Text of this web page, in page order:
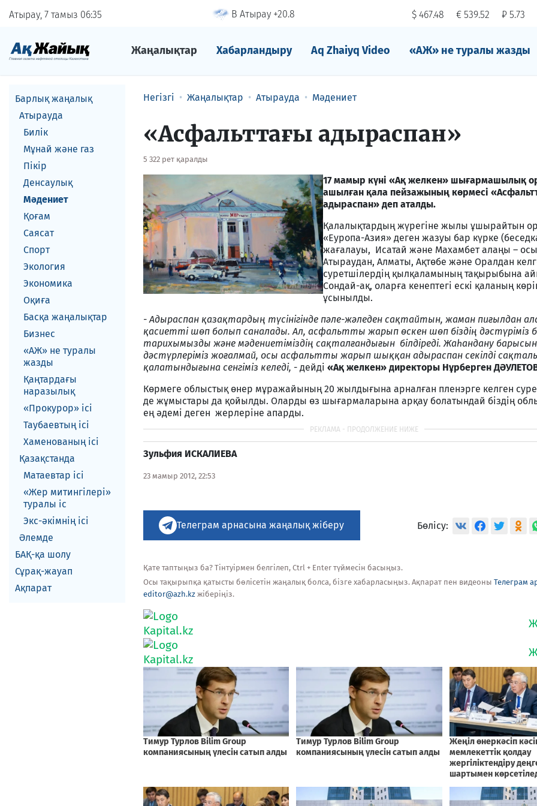
Атырау, 7 тамыз 0635 В Атырау +20.8 $ 467.48 € 539.52 ₽ 5.73
Жаңалықтар Хабарландыру Aq Zhaiyq Video «АЖ» не туралы жазды
Барлық жаңалық
Атырауда
Билік
Мұнай және газ
Пікір
Денсаулық
Мәдениет
Қоғам
Саясат
Спорт
Экология
Экономика
Оқиға
Басқа жаңалықтар
Бизнес
«АЖ» не туралы
жазды
Қаңтардағы
наразылық
«Прокурор» ісі
Таубаевтың ісі
Хаменованың ісі
Қазақстанда
Матаевтар ici
«Жер митингілері»
туралы іс
Экс-әкiмнiң iсi
Әлемде
БАҚ-қа шолу
Сұрақ-жауап
Ақпарат
Негізгі Жаңалықтар Атырауда Мәдениет
«Асфальттағы адыраспан»
5 322 рет қаралды
17 мамыр күні «Ақ желкен» шығармашылық
ашылған қала пейзажының көрмесі
адыраспан» деп аталды.
Қалалықтардың жүрегіне жылы ұшырайтын
«Еуропа-Азия» деген жазуы бар күрке
жағалауы, Исатай және Махамбет алаңы –
Атыраудан, Алматы, Ақтөбе және Оралдан
суретшілердің қылқаламының тақырыбына
Сондай-ақ, оларға кенептегі ескі қаланың
ұсынылды.
- Адыраспан қазақтардың түсінігінде пәле-жәледен сақтайтын, жаман пиғылдан
қасиетті шөп болып саналады. Ал, асфальтты жарып өскен шөп біздің дәстүріміз
тарихымызды және мәдениетіміздің сақталғандығын білдіреді. Жаһандану
дәстүрлеріміз жоғалмай, осы асфальтты жарып шыққан адыраспан секілді
қалатындығына сенгіміз келеді, - дейді «Ақ желкен» директоры Нұрберген
Көрмеге облыстық өнер мұражайының 20 жылдығына арналған пленэрге келген
де жұмыстары да қойылды. Оларды өз шығармаларына арқау болатындай біздің
ең әдемі деген жерлеріне апарды.
Зульфия ИСКАЛИЕВА
23 мамыр 2012, 22:53
Телеграм арнасына жаңалық жіберу Бөлісу:
Қате таптыңыз ба? Тінтуірмен белгілеп, Ctrl + Enter түймесін басыңыз.
Осы тақырыпқа қатысты бөлісетін жаңалық болса, бізге хабарласыңыз. Ақпарат пен видеоны Телеграм
editor@azh.kz жіберіңіз.